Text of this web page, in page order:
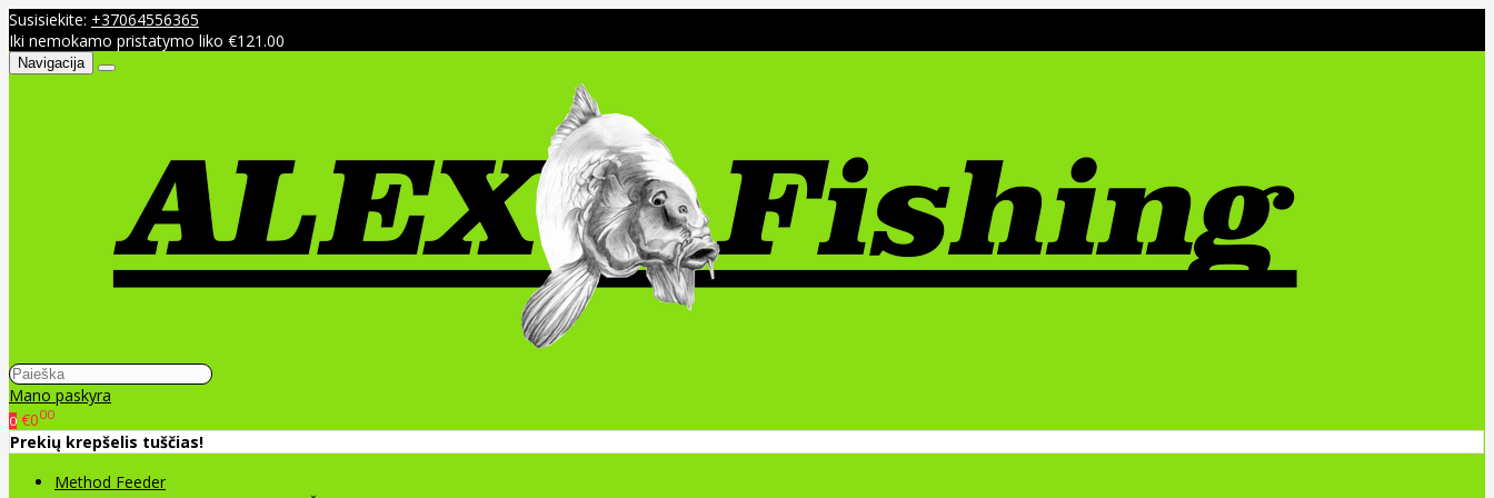
Susisiekite: +37064556365
Iki nemokamo pristatymo liko €121.00
Navigacija
Mano paskyra
0 €000
Prekių krepšelis tuščias!
Method Feeder